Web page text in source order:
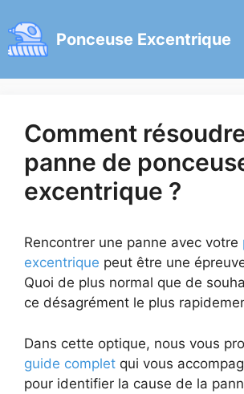
au
contenu Ponceuse Excentrique
Comment
panne de
excentrique ?
Rencontrer une panne avec votre
excentrique peut être une
Quoi de plus normal que de
ce désagrément le plus
Dans cette optique, nous vous
guide complet qui vous
pour identifier la cause de la